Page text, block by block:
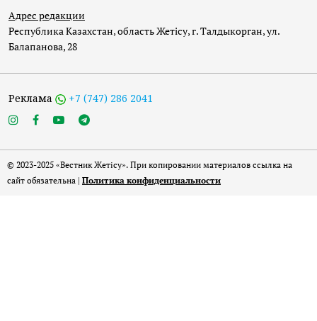
Адрес редакции
Республика Казахстан, область Жетісу, г. Талдыкорган, ул.
Балапанова, 28
Реклама +7 (747) 286 2041
© 2023-2025 «Вестник Жетісу». При копировании материалов ссылка на
сайт обязательна | Политика конфиденциальности